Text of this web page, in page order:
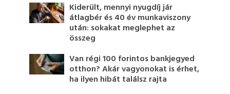
Kiderült, mennyi nyugdíj jár
átlagbér és 40 év munkaviszony
után: sokakat meglephet az
összeg
Van régi 100 forintos bankjegyed
otthon? Akár vagyonokat is érhet,
ha ilyen hibát találsz rajta